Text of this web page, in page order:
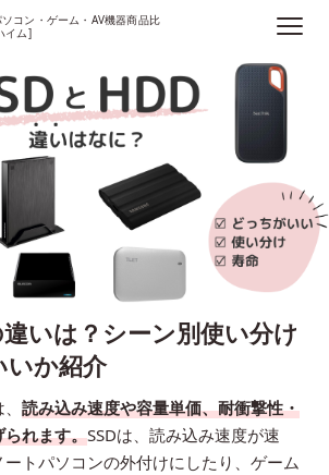
コン・ゲーム・AV機器商品比
イム]
いは？シーン別使い分け
か紹介
読み込み速度や容量単価、耐衝撃性・
られます。SSDは、読み込み速度が速
ートパソコンの外付けにしたり、ゲーム